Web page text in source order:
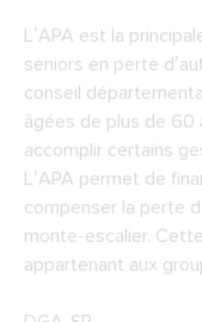
L’APA est la
seniors en perte
conseil
âgées de plus de 60
accomplir certains
L’APA permet de
compenser la perte
monte-escalier.
appartenant aux